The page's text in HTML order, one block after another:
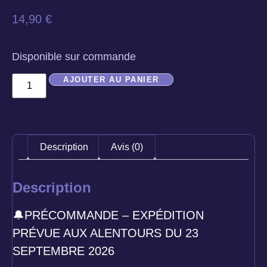
14,90 €
Disponible sur commande
AJOUTER AU PANIER
Description Avis (0)
Description
🔔PRÉCOMMANDE – EXPÉDITION
PRÉVUE AUX ALENTOURS DU 23
SEPTEMBRE 2026